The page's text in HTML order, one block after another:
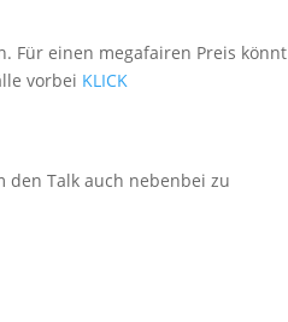
Für einen megafairen Preis könnt
vorbei KLICK
den Talk auch nebenbei zu